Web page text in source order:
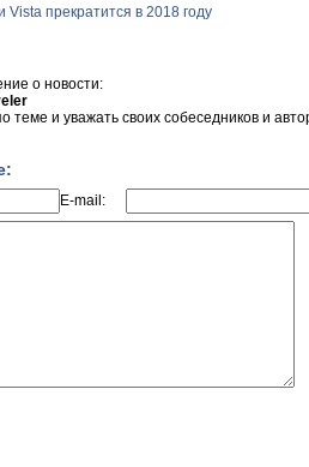
прекратится в 2018 году
о новости:
теме и уважать своих собеседников и
E-mail: